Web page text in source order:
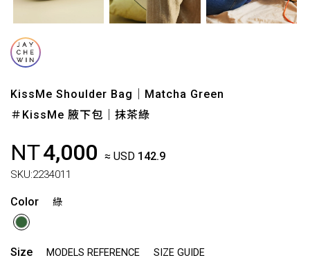
KissMe Shoulder Bag｜Matcha Green
＃KissMe 腋下包｜抹茶綠
NT4,000 ≈ USD 142.9
SKU:2234011
Color 綠
Size MODELS REFERENCE
SIZE GUIDE